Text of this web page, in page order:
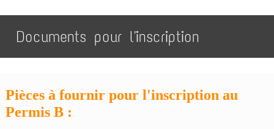
Documents pour l'inscription
Pièces à fournir pour l'inscription au
Permis B :